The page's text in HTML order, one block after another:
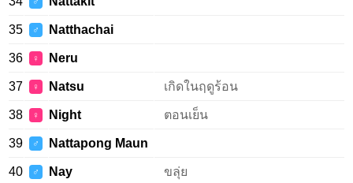
35 ♂ Natthachai
36 ♀ Neru
37 ♀ Natsu เกิดในฤดูร้อน
38 ♀ Night ตอนเย็น
39 ♂ Nattapong Maun
40 ♂ Nay ขลุ่ย